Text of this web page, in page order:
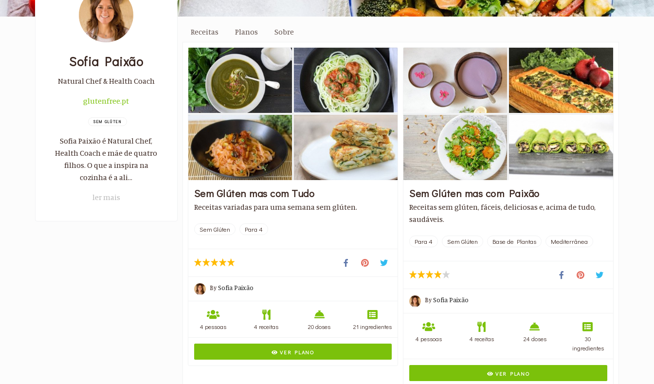
Sofia Paixão
Natural Chef & Health Coach
glutenfree.pt
SEM GLÚTEN
Sofia Paixão é Natural Chef,
Health Coach e mãe de quatro
filhos. O que a inspira na
cozinha é a ali...
ler mais
Receitas Planos Sobre
Sem Glúten mas com Tudo
Receitas variadas para uma semana sem glúten.
Sem Glúten Para 4
BySofia Paixão
4 pessoas 4 receitas 20 doses 21 ingredientes
VER PLANO
Sem Glúten mas com Paixão
Receitas sem glúten, fáceis, deliciosas e, acima de tudo,
saudáveis.
Para 4 Sem Glúten Base de Plantas Mediterrânea
BySofia Paixão
4 pessoas 4 receitas 24 doses
30
ingredientes
VER PLANO